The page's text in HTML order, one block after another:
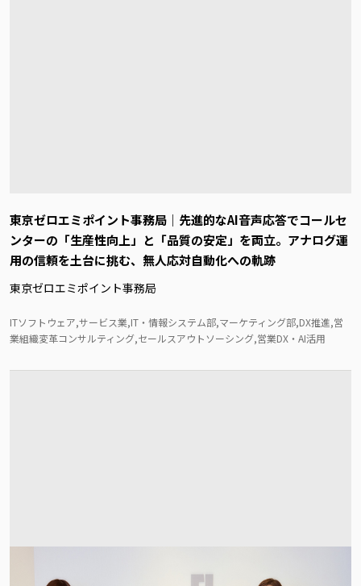
東京ゼロエミポイント事務局｜先進的なAI音声応答でコールセ
ンターの「生産性向上」と「品質の安定」を両立。アナログ運
用の信頼を土台に挑む、無人応対自動化への軌跡
東京ゼロエミポイント事務局
ITソフトウェア,サービス業,IT・情報システム部,マーケティング部,DX推進,営
業組織変革コンサルティング,セールスアウトソーシング,営業DX・AI活用